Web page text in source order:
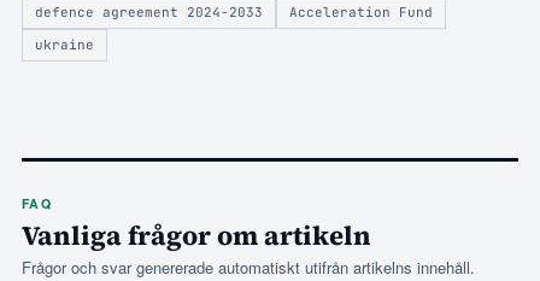
defence agreement 2024-2033
Acceleration Fund
ukraine
FAQ
Vanliga frågor om artikeln
Frågor och svar genererade automatiskt utifrån artikelns innehåll.